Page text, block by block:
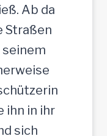
Ab da
Straßen
seinem
ihn in ihr
sich